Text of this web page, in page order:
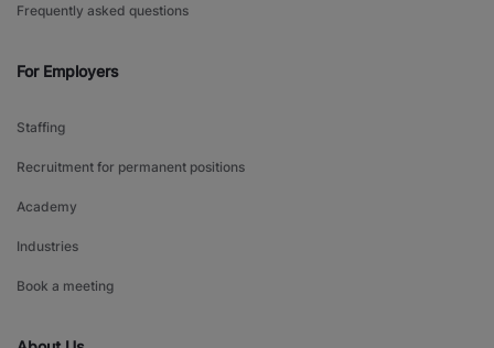
Frequently asked questions
For Employers
Staffing
Recruitment for permanent positions
Academy
Industries
Book a meeting